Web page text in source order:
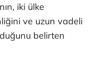
iki ülke
ve uzun vadeli
belirten